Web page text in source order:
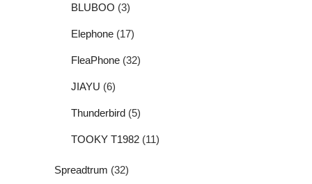
BLUBOO (3)
Elephone (17)
FleaPhone (32)
JIAYU (6)
Thunderbird (5)
TOOKY T1982 (11)
Spreadtrum (32)